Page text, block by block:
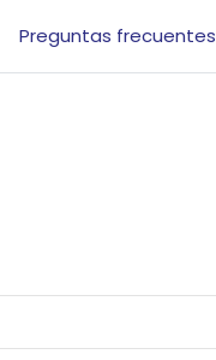
Preguntas frecuentes